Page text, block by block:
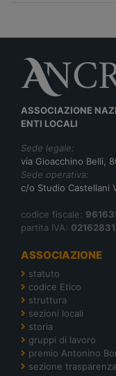
ASSOCIAZIONE
ENTI LOCALI
Sede legale:
via Gioacchino Belli,
Sede operativa:
c/o Studio Castellani
codice fiscale:
partita IVA:
ASSOCIAZIONE
statuto
codice Etico
struttura
sezioni locali
storia
gruppi di lavoro
premio Antonino
sezione trasparenza